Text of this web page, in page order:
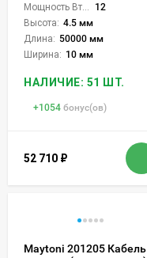
Мощность Вт/м:
12
Высота: 4.5 мм
Длина: 50000 мм
Ширина: 10 мм
НАЛИЧИЕ: 51 ШТ.
+1054 бонус(ов)
52 710 ₽
Maytoni 201205 Кабель